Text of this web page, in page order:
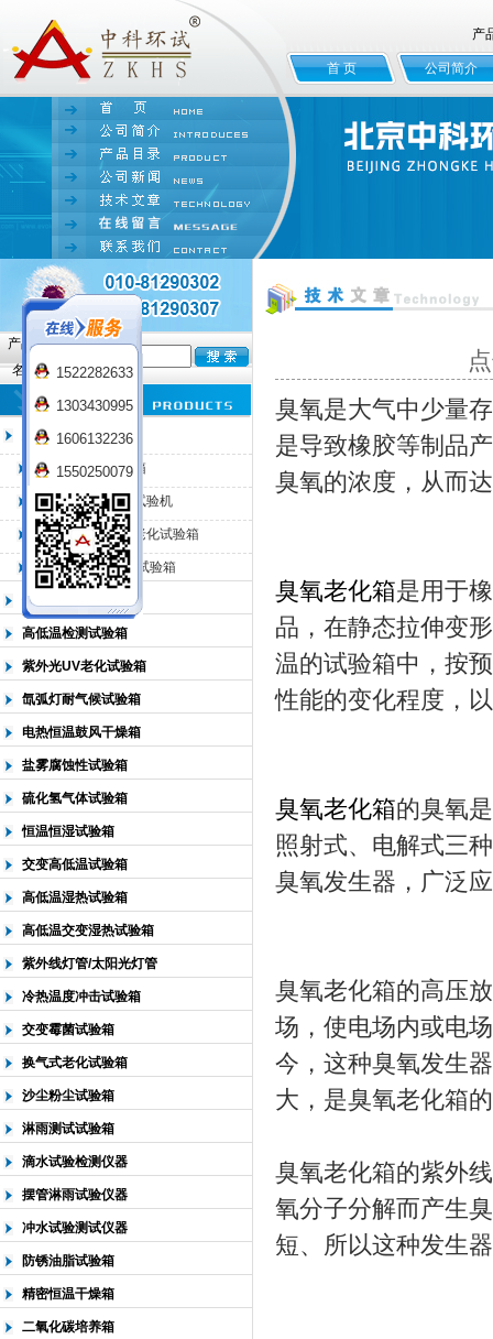
北京中科环试仪器有限公司
产
首 页 公司简介
产品
名:
臭氧老化试验箱
QL-100臭氧老化箱
QL-225臭氧老化试验机
QL-500动态臭氧老化试验箱
QL-0*型臭氧老化试验箱
低温恒温试验箱
高低温检测试验箱
紫外光UV老化试验箱
氙弧灯耐气候试验箱
电热恒温鼓风干燥箱
盐雾腐蚀性试验箱
硫化氢气体试验箱
恒温恒湿试验箱
交变高低温试验箱
高低温湿热试验箱
高低温交变湿热试验箱
紫外线灯管/太阳光灯管
冷热温度冲击试验箱
交变霉菌试验箱
换气式老化试验箱
沙尘粉尘试验箱
淋雨测试试验箱
滴水试验检测仪器
摆管淋雨试验仪器
冲水试验测试仪器
防锈油脂试验箱
精密恒温干燥箱
二氧化碳培养箱
臭氧是大气中少量
是导致橡胶等制品
臭氧的浓度，从而
臭氧老化箱是用于
品，在静态拉伸变
温的试验箱中，按
性能的变化程度，
臭氧老化箱的臭氧
照射式、电解式三
臭氧发生器，广泛
臭氧老化箱的高压
场，使电场内或电
今，这种臭氧发生
大，是臭氧老化箱
臭氧老化箱的紫外
氧分子分解而产生
短、所以这种发生
1522282633
1303430995
1606132236
1550250079